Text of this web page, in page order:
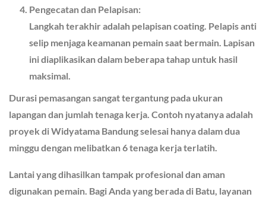
Pengecatan dan Pelapisan:
Langkah terakhir adalah pelapisan coating. Pelapis anti
selip menjaga keamanan pemain saat bermain. Lapisan
ini diaplikasikan dalam beberapa tahap untuk hasil
maksimal.
Durasi pemasangan sangat tergantung pada ukuran
lapangan dan jumlah tenaga kerja. Contoh nyatanya adalah
proyek di Widyatama Bandung selesai hanya dalam dua
minggu dengan melibatkan 6 tenaga kerja terlatih.
Lantai yang dihasilkan tampak profesional dan aman
digunakan pemain. Bagi Anda yang berada di Batu, layanan